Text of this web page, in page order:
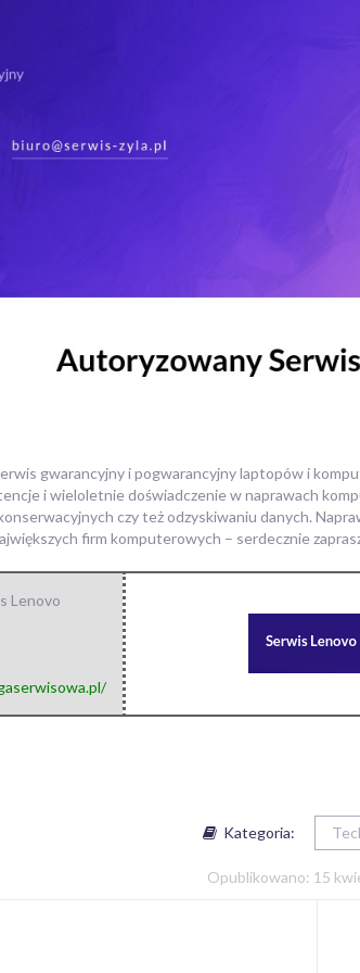
gwarancyjny i pogwarancyjny laptopów i
i wieloletnie doświadczenie w naprawach
czy też odzyskiwaniu danych.
firm komputerowych – serdecznie
Lenovo
Kategoria:
Opublikowano: 15